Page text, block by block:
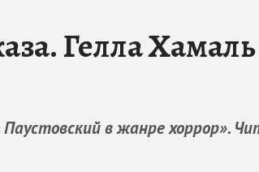
Гелла
в жанре хоррор».